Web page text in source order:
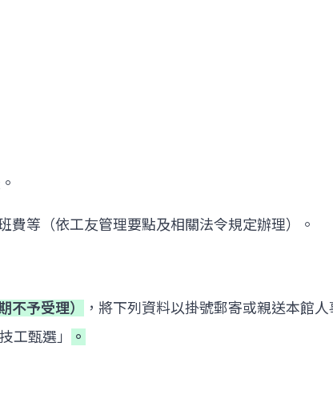
費等（依工友管理要點及相關法令規定辦理）。
不予受理）
，將下列資料以掛號郵寄或親送本館
工甄選」 。